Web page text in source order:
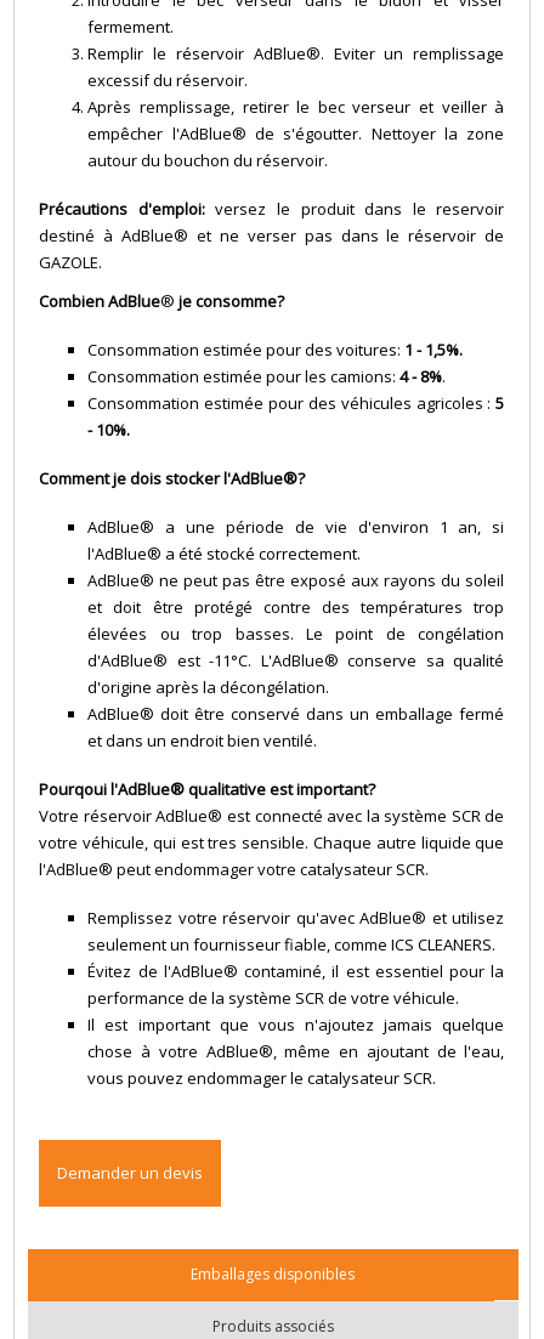
fermement.
Remplir le réservoir AdBlue®. Eviter un remplissage
excessif du réservoir.
Après remplissage, retirer le bec verseur et veiller à
empêcher l'AdBlue® de s'égoutter. Nettoyer la zone
autour du bouchon du réservoir.
Précautions d'emploi:versez le produit dans le reservoir
destiné à AdBlue® et ne verser pas dans le réservoir de
GAZOLE.
Combien AdBlue® je consomme?
Consommation estimée pour des voitures: 1 - 1,5%.
Consommation estimée pour les camions:4 - 8%.
Consommation estimée pour des véhicules agricoles :5
- 10%.
Comment je dois stocker l'AdBlue®?
AdBlue® a une période de vie d'environ 1 an, si
l'AdBlue® a été stocké correctement.
AdBlue® ne peut pas être exposé aux rayons du soleil
et doit être protégé contre des températures trop
élevées ou trop basses. Le point de congélation
d'AdBlue® est -11°C. L'AdBlue® conserve sa qualité
d'origine après la décongélation.
AdBlue® doit être conservé dans un emballage fermé
et dans un endroit bien ventilé.
Pourqoui l'AdBlue® qualitative est important?
Votre réservoir AdBlue® est connecté avec la système SCR de
votre véhicule, qui est tres sensible. Chaque autre liquide que
l'AdBlue® peut endommager votre catalysateur SCR.
Remplissez votre réservoir qu'avec AdBlue® et utilisez
seulement un fournisseur fiable, comme ICS CLEANERS.
Évitez de l'AdBlue® contaminé, il est essentiel pour la
performance de la système SCR de votre véhicule.
Il est important que vous n'ajoutez jamais quelque
chose à votre AdBlue®, même en ajoutant de l'eau,
vous pouvez endommager le catalysateur SCR.
Demander un devis
Emballages disponibles
Produits associés